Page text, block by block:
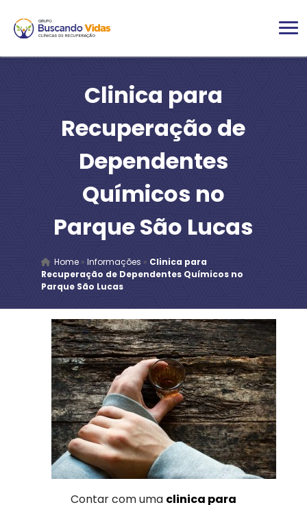
Clinica para
Recuperação de
Dependentes
Químicos no
Parque São Lucas
Home» Informações » Clinica para
Recuperação de Dependentes Químicos no
Parque São Lucas
Contar com uma clinica para